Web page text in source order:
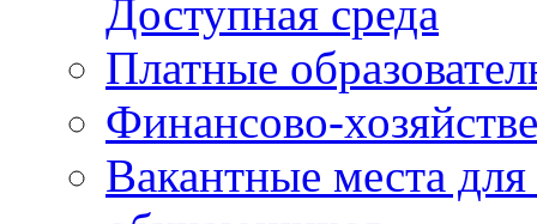
Доступная среда
Платные
Финансово-
Вакантные места